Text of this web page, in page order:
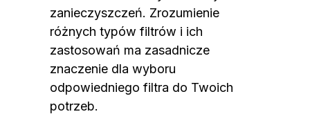
zanieczyszczeń. Zrozumienie
różnych typów filtrów i ich
zastosowań ma zasadnicze
znaczenie dla wyboru
odpowiedniego filtra do Twoich
potrzeb.